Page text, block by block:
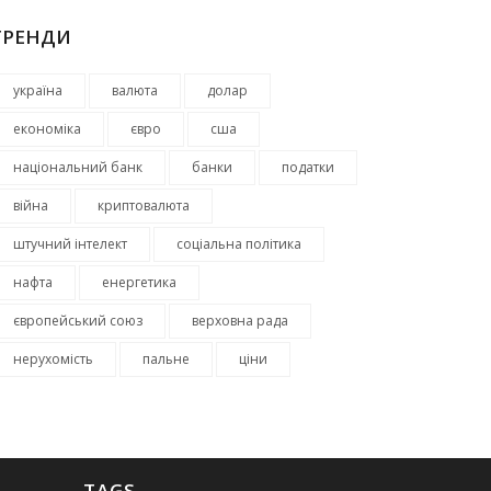
україна валюта долар
економіка євро сша
національний банк банки податки
війна криптовалюта
штучний інтелект соціальна політика
нафта енергетика
європейський союз верховна рада
нерухомість пальне ціни